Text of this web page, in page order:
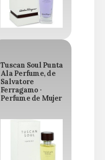
Tuscan Soul Punta
Ala Perfume, de
Salvatore
Ferragamo ·
Perfume de Mujer